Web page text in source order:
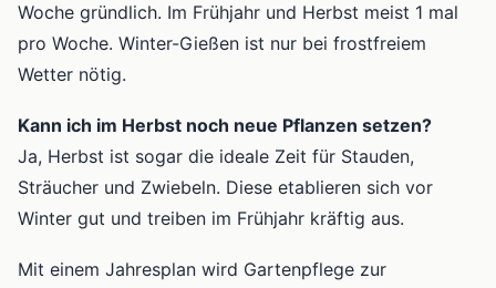
Woche gründlich. Im Frühjahr und Herbst meist 1 mal
pro Woche. Winter-Gießen ist nur bei frostfreiem
Wetter nötig.
Kann ich im Herbst noch neue Pflanzen setzen?
Ja, Herbst ist sogar die ideale Zeit für Stauden,
Sträucher und Zwiebeln. Diese etablieren sich vor
Winter gut und treiben im Frühjahr kräftig aus.
Mit einem Jahresplan wird Gartenpflege zur